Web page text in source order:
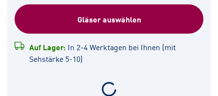
Gläser auswählen
Auf Lager: In 2-4 Werktagen bei Ihnen (mit
Sehstärke 5-10)